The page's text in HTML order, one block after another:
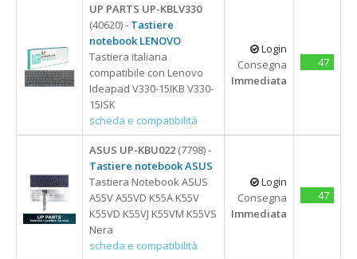
UP PARTS UP-KBLV330
(40620) - Tastiere
notebook LENOVO
Tastiera italiana
compatibile con Lenovo
Ideapad V330-15IKB V330-
15ISK
scheda e compatibilità
Login
Consegna
Immediata
47
ASUS UP-KBU022 (7798) -
Tastiere notebook ASUS
Tastiera Notebook ASUS
A55V A55VD K55A K55V
K55VD K55VJ K55VM K55VS
Nera
scheda e compatibilità
Login
Consegna
Immediata
47